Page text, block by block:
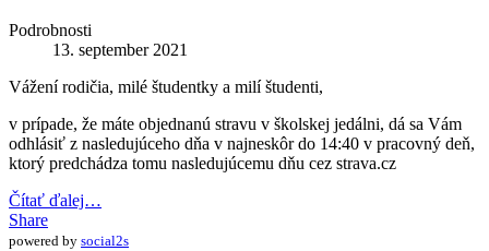
Podrobnosti
13. september 2021
Vážení rodičia, milé študentky a milí študenti,
v prípade, že máte objednanú stravu v školskej jedálni, dá sa Vám
odhlásiť z nasledujúceho dňa v najneskôr do 14:40 v pracovný deň,
ktorý predchádza tomu nasledujúcemu dňu cez strava.cz
Čítať ďalej…
Share
powered by social2s